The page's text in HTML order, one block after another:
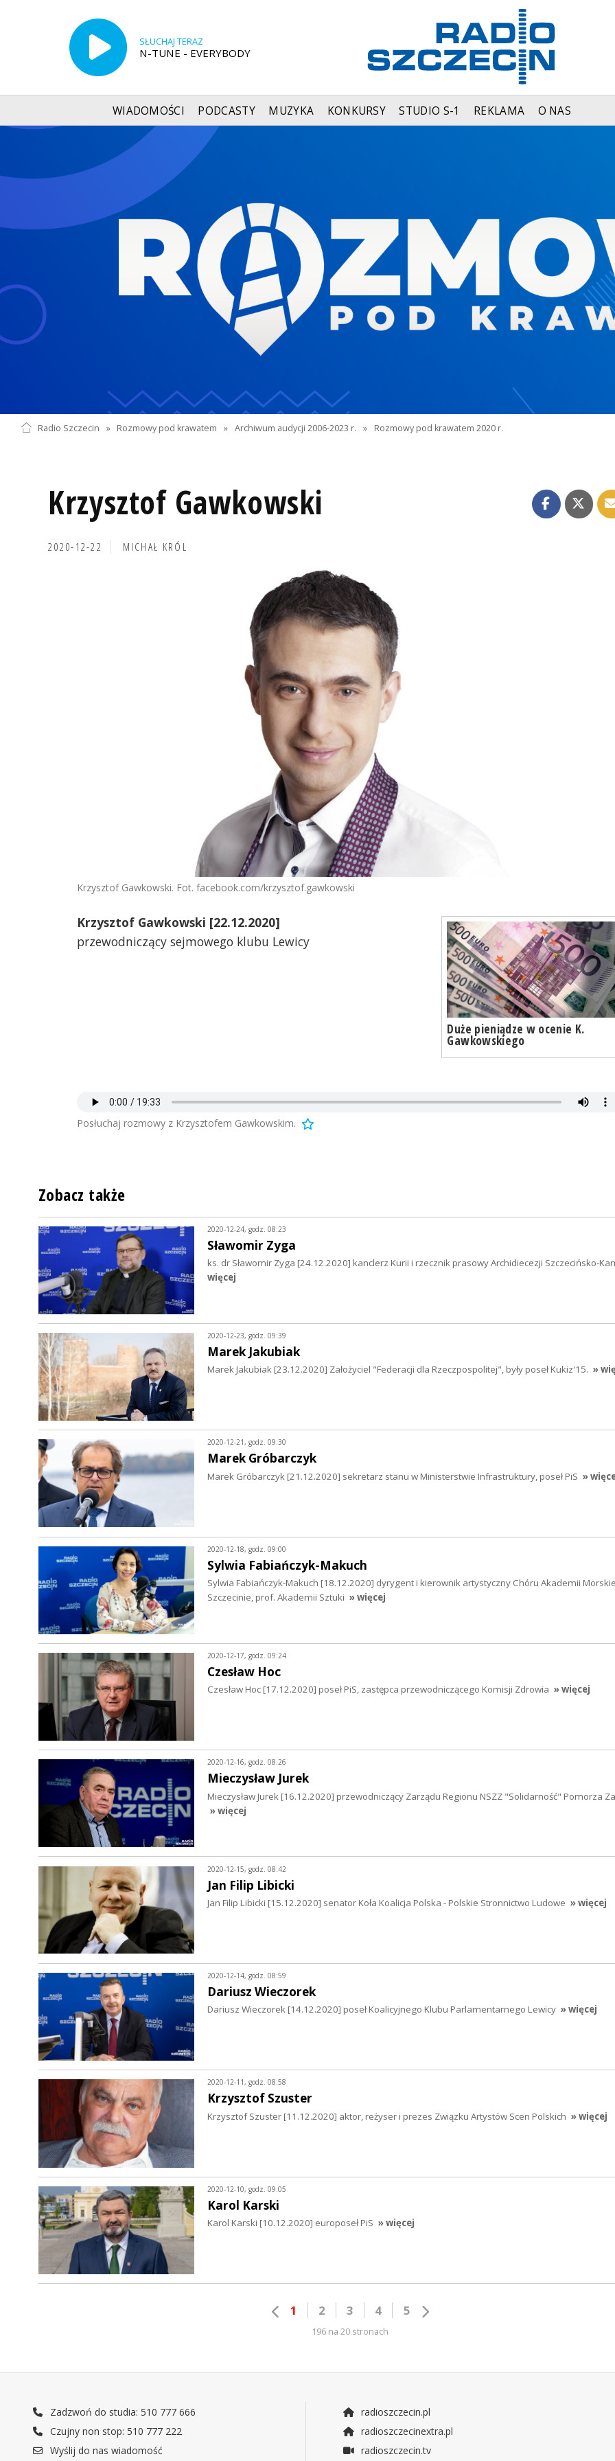
SŁUCHAJ TERAZ
N-TUNE - EVERYBODY
WIADOMOŚCI PODCASTY MUZYKA KONKURSY STUDIO S-1 REKLAMA O NAS
Radio Szczecin » Rozmowy pod krawatem » Archiwum audycji 2006-2023 r. » Rozmowy pod krawatem 2020 r.
Krzysztof Gawkowski
2020-12-22 MICHAŁ KRÓL
Krzysztof Gawkowski. Fot. facebook.com/krzysztof.gawkowski
Duże pieniądze w ocenie K.
Gawkowskiego
Krzysztof Gawkowski [22.12.2020]
przewodniczący sejmowego klubu Lewicy
Posłuchaj rozmowy z Krzysztofem Gawkowskim.
Zobacz także
2020-12-24, godz. 08:23
Sławomir Zyga
ks. dr Sławomir Zyga [24.12.2020] kanclerz Kurii i rzecznik prasowy Archidiecezji Szczecińsko-
więcej
2020-12-23, godz. 09:39
Marek Jakubiak
Marek Jakubiak [23.12.2020] Założyciel "Federacji dla Rzeczpospolitej", były poseł Kukiz'15. »
2020-12-21, godz. 09:30
Marek Gróbarczyk
Marek Gróbarczyk [21.12.2020] sekretarz stanu w Ministerstwie Infrastruktury, poseł PiS »
2020-12-18, godz. 09:00
Sylwia Fabiańczyk-Makuch
Sylwia Fabiańczyk-Makuch [18.12.2020] dyrygent i kierownik artystyczny Chóru Akademii
Szczecinie, prof. Akademii Sztuki » więcej
2020-12-17, godz. 09:24
Czesław Hoc
Czesław Hoc [17.12.2020] poseł PiS, zastępca przewodniczącego Komisji Zdrowia » więcej
2020-12-16, godz. 08:26
Mieczysław Jurek
Mieczysław Jurek [16.12.2020] przewodniczący Zarządu Regionu NSZZ "Solidarność" Pomorza
» więcej
2020-12-15, godz. 08:42
Jan Filip Libicki
Jan Filip Libicki [15.12.2020] senator Koła Koalicja Polska - Polskie Stronnictwo Ludowe » więcej
2020-12-14, godz. 08:59
Dariusz Wieczorek
Dariusz Wieczorek [14.12.2020] poseł Koalicyjnego Klubu Parlamentarnego Lewicy » więcej
2020-12-11, godz. 08:58
Krzysztof Szuster
Krzysztof Szuster [11.12.2020] aktor, reżyser i prezes Związku Artystów Scen Polskich » więcej
2020-12-10, godz. 09:05
Karol Karski
Karol Karski [10.12.2020] europoseł PiS » więcej
1 2 3 4 5
196 na 20 stronach
Zadzwoń do studia: 510 777 666
Czujny non stop: 510 777 222
Wyślij do nas wiadomość
radioszczecin.pl
radioszczecinextra.pl
radioszczecin.tv